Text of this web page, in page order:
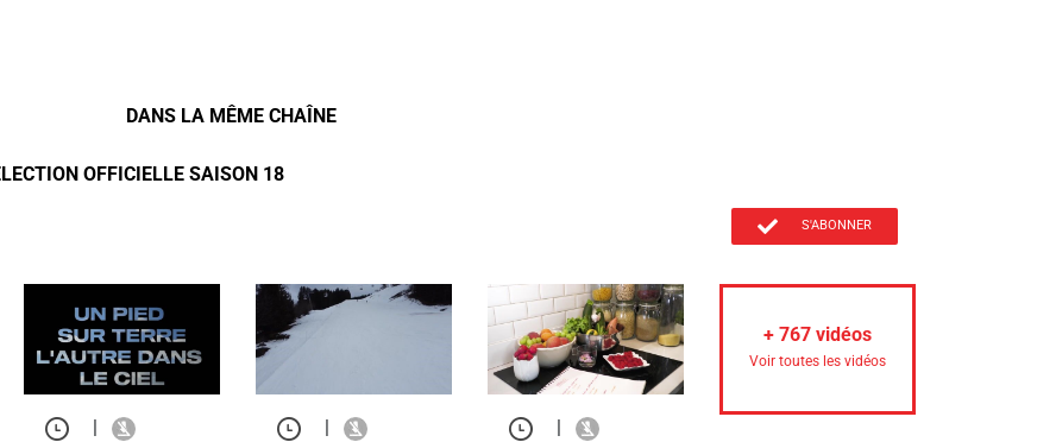
DANS LA MÊME CHAÎNE
OFFICIELLE SAISON 18
S'ABONNER
+ 767 vidéos
Voir toutes les vidéos